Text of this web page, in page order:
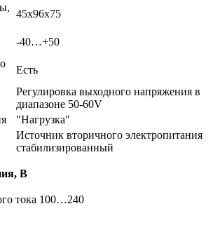
45х96х75
-40…+50
Есть
Регулировка выходного напряжения в
диапазоне 50-60V
"Нагрузка"
Источник вторичного электропитания
стабилизированный
B
тока 100…240